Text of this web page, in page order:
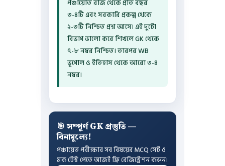
পঞ্চায়েতি রাজ থেকে প্রতি বছর
৩-৪টি এবং সরকারি প্রকল্প থেকে
২-৩টি নিশ্চিত প্রশ্ন আসে। এই দুটো
বিভাগ ভালো করে শিখলে GK থেকে
৭-৮ নম্বর নিশ্চিত। তারপর WB
ভূগোল ও ইতিহাস থেকে আরো ৩-৪
নম্বর।
🎯 সম্পূর্ণ GK প্রস্তুতি —
বিনামূল্যে!
পঞ্চায়েত পরীক্ষার সব বিষয়ের MCQ সেট ও
মক টেস্ট পেতে আজই ফ্রি রেজিস্ট্রেশন করুন।